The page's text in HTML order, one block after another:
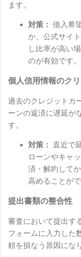
ます。
対策： 借入希
か、公式サイ
し比率が高い
のが有効です。
個人信用情報のク
過去のクレジットカ
ーンの返済に遅延が
す。
対策： 直近で
ローンやキャ
済・解約して
高めることがで
提出書類の整合性
審査において提出す
フォームに入力した
頼を損なう原因にな